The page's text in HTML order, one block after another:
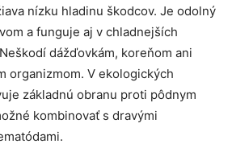
nízku hladinu škodcov. Je odolný
a funguje aj v chladnejších
dážďovkám, koreňom ani
organizmom. V ekologických
základnú obranu proti pôdnym
kombinovať s dravými